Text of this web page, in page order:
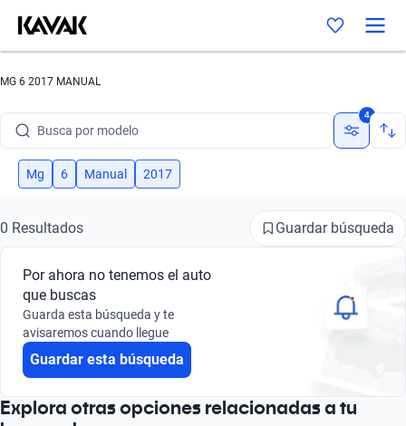
MG 6 2017 MANUAL
Busca por modelo
Busca por versión
Busca por marca
Busca por modelo
Busca por versión
4
Mg 6 Manual 2017
0 Resultados Guardar búsqueda
Por ahora no tenemos el auto
que buscas
Guarda esta búsqueda y te
avisaremos cuando llegue
Guardar esta búsqueda
Explora otras opciones relacionadas a tu